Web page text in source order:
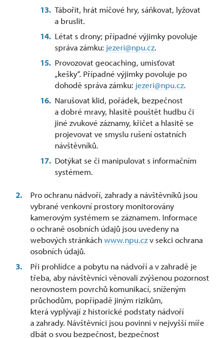
Tábořit, hrát míčové hry, sáňkovat, lyžovat
a bruslit.
Létat s drony; případné výjimky povoluje
správa zámku: jezeri@npu.cz.
Provozovat geocaching, umisťovat
„kešky“. Případné výjimky povoluje po
dohodě správa zámku: jezeri@npu.cz.
Narušovat klid, pořádek, bezpečnost
a dobré mravy, hlasitě pouštět hudbu či
jiné zvukové záznamy, křičet a hlasitě se
projevovat ve smyslu rušení ostatních
návštěvníků.
Dotýkat se či manipulovat s informačním
systémem.
Pro ochranu nádvoří, zahrady a návštěvníků jsou
vybrané venkovní prostory monitorovány
kamerovým systémem se záznamem. Informace
o ochraně osobních údajů jsou uvedeny na
webových stránkáchwww.npu.czv sekci ochrana
osobních údajů.
Při prohlídce a pobytu na nádvoří a v zahradě je
třeba, aby návštěvníci věnovali zvýšenou pozornost
nerovnostem povrchů komunikací, sníženým
průchodům, popřípadě jiným rizikům,
která vyplývají z historické podstaty nádvoří
a zahrady. Návštěvníci jsou povinni v nejvyšší míře
dbát o svou bezpečnost, bezpečnost